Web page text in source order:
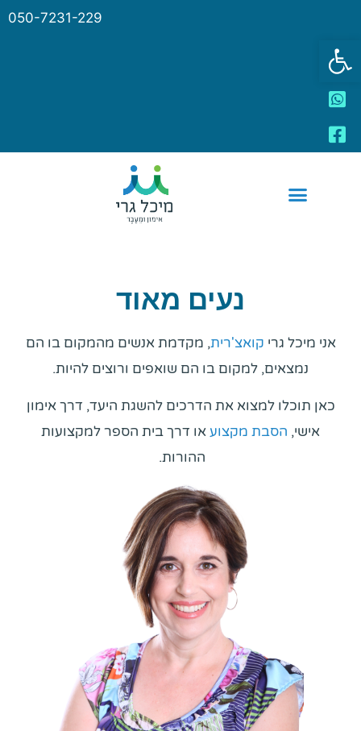
פתח סרגל נגישות
050-7231-229
נעים מאוד
אני מיכל גרי קואצ'רית, מקדמת אנשים מהמקום בו הם
נמצאים, למקום בו הם שואפים ורוצים להיות.
כאן תוכלו למצוא את הדרכים להשגת היעד, דרך אימון
אישי, הסבת מקצוע או דרך בית הספר למקצועות
ההורות.